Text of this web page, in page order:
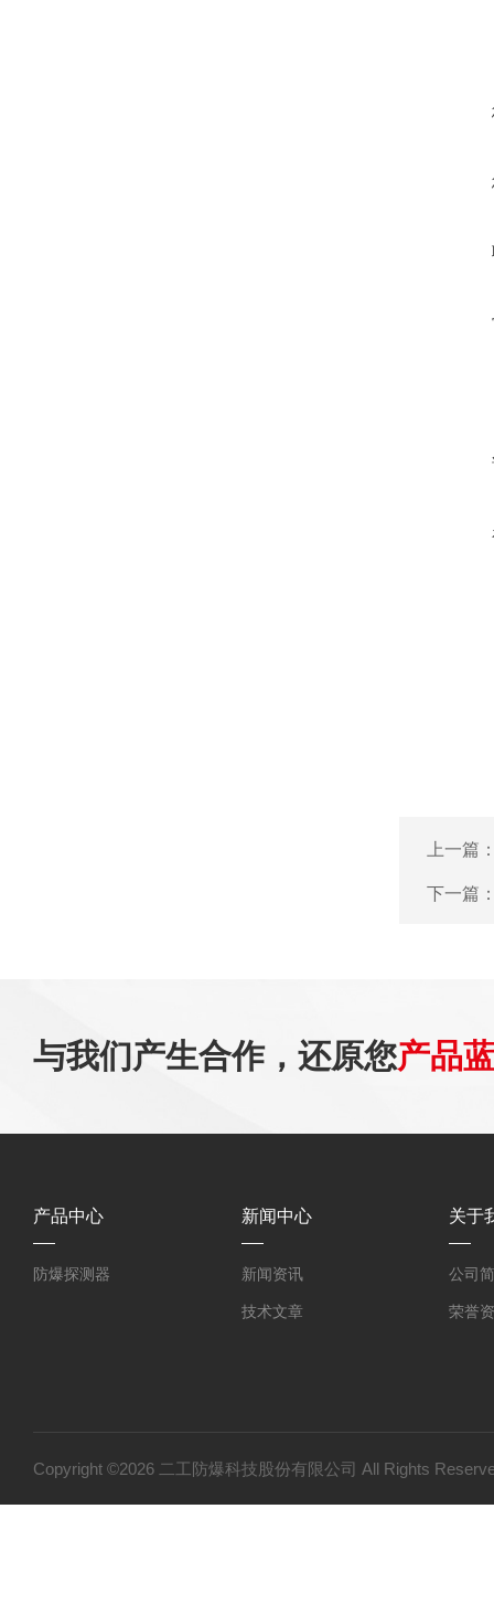
上一篇
下一篇
与我们产生合作，还原您产品
产品中心
防爆探测器
新闻中心
新闻资讯
技术文章
关于
公司
荣誉
Copyright ©2026 二工防爆科技股份有限公司 All Rights